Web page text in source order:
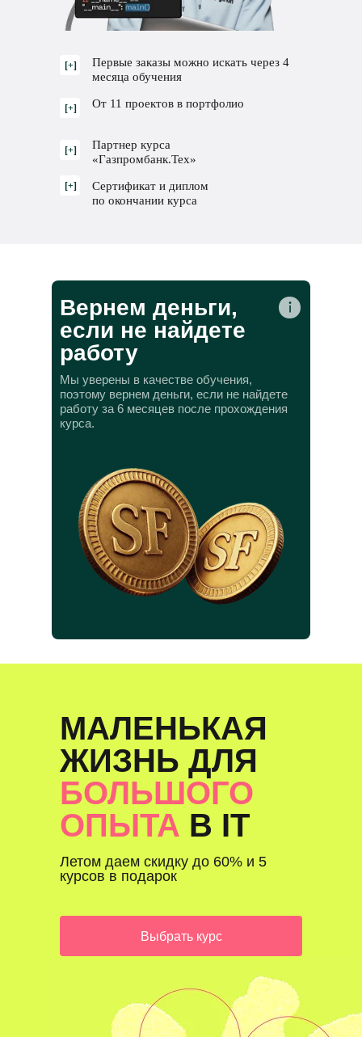
[+]
Первые заказы можно искать через 4
месяца обучения
[+] От 11 проектов в портфолио
[+]
Партнер курса
«Газпромбанк.Тех»
[+]
Сертификат и диплом
по окончании курса
Вернем деньги,
если не найдете
работу
Мы уверены в качестве обучения,
поэтому вернем деньги, если не найдете
работу за 6 месяцев после прохождения
курса.
Летом даем скидку до 60% и 5
курсов в подарок
МАЛЕНЬКАЯ
ЖИЗНЬ ДЛЯ
БОЛЬШОГО
ОПЫТА В IT
Выбрать курс